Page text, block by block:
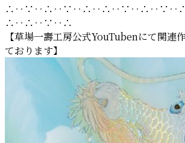
∴‥∴‥∵‥∴
【草場一壽工房公式YouTubenにて関連
ております】